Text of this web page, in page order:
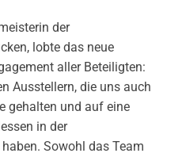
der
lobte das neue
aller Beteiligten:
Ausstellern, die uns auch
gehalten und auf eine
in der
Sowohl das Team